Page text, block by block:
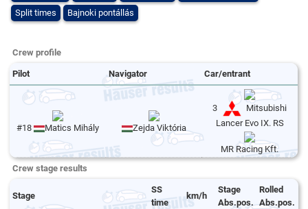
Split times
Bajnoki pontállás
Crew profile
Pilot Navigator Car/entrant
#18 Matics Mihály Zejda Viktória
3
Mitsubishi
Lancer Evo IX. RS
MR Racing Kft.
Crew stage results
Stage
SS
time
km/h
Stage
Abs.pos.
Rolled
Abs.pos.